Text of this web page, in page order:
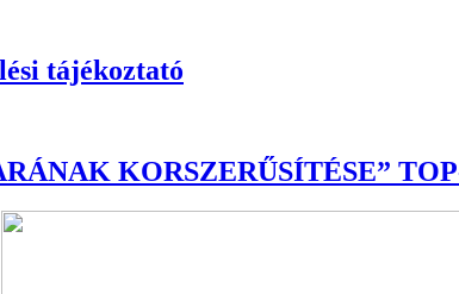
tájékoztató
KORSZERŰSÍTÉSE” TOP-